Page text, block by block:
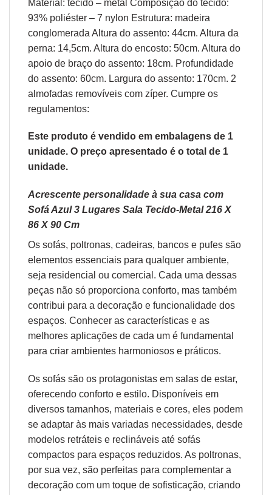
Material: tecido – metal Composição do tecido:
93% poliéster – 7 nylon Estrutura: madeira
conglomerada Altura do assento: 44cm. Altura da
perna: 14,5cm. Altura do encosto: 50cm. Altura do
apoio de braço do assento: 18cm. Profundidade
do assento: 60cm. Largura do assento: 170cm. 2
almofadas removíveis com zíper. Cumpre os
regulamentos:
Este produto é vendido em embalagens de 1
unidade. O preço apresentado é o total de 1
unidade.
Acrescente personalidade à sua casa com
Sofá Azul 3 Lugares Sala Tecido-Metal 216 X
86 X 90 Cm
Os sofás, poltronas, cadeiras, bancos e pufes são
elementos essenciais para qualquer ambiente,
seja residencial ou comercial. Cada uma dessas
peças não só proporciona conforto, mas também
contribui para a decoração e funcionalidade dos
espaços. Conhecer as características e as
melhores aplicações de cada um é fundamental
para criar ambientes harmoniosos e práticos.
Os sofás são os protagonistas em salas de estar,
oferecendo conforto e estilo. Disponíveis em
diversos tamanhos, materiais e cores, eles podem
se adaptar às mais variadas necessidades, desde
modelos retráteis e reclináveis até sofás
compactos para espaços reduzidos. As poltronas,
por sua vez, são perfeitas para complementar a
decoração com um toque de sofisticação, criando